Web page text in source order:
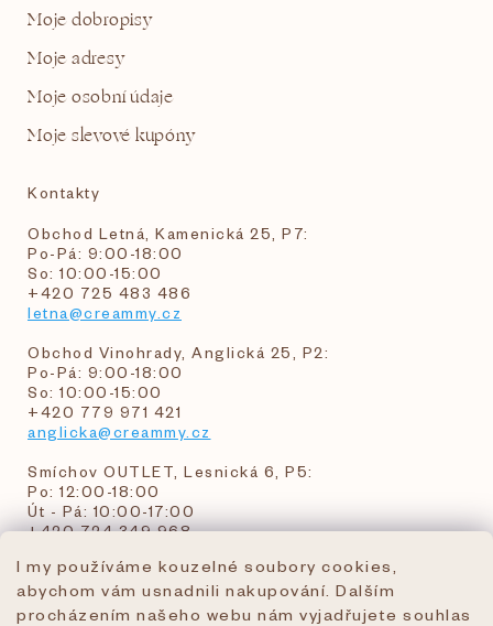
I my používáme kouzelné soubory cookies,
abychom vám usnadnili nakupování. Dalším
procházením našeho webu nám vyjadřujete souhlas
Moje dobropisy
Moje adresy
Moje osobní údaje
Moje slevové kupóny
Kontakty
Obchod Letná, Kamenická 25, P7:
Po-Pá: 9:00-18:00
So: 10:00-15:00
+420 725 483 486
letna@creammy.cz
Obchod Vinohrady, Anglická 25, P2:
Po-Pá: 9:00-18:00
So: 10:00-15:00
+420 779 971 421
anglicka@creammy.cz
Smíchov OUTLET, Lesnická 6, P5:
Po: 12:00-18:00
Út - Pá: 10:00-17:00
+420 724 349 968
objednavky@creammy.cz